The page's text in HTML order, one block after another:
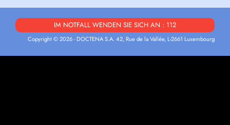
IM NOTFALL WENDEN SIE SICH AN : 112
Copyright © 2026 - DOCTENA S.A. 42, Rue de la Vallée, L-2661 Luxembourg